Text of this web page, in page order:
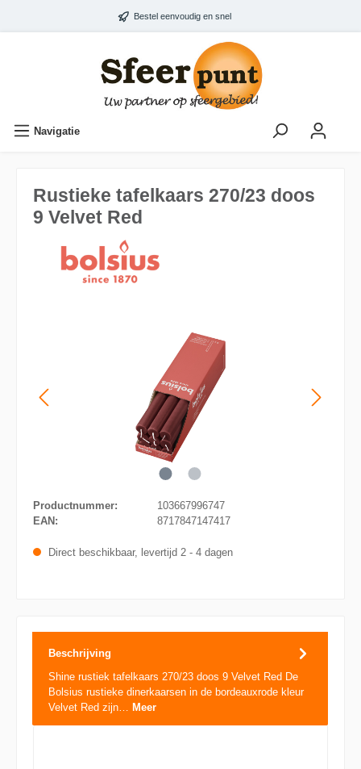
Bestel eenvoudig en snel
Navigatie
Rustieke tafelkaars 270/23 doos
9 Velvet Red
Productnummer:
103667996747
EAN:
8717847147417
Direct beschikbaar, levertijd 2 - 4 dagen
Beschrijving
Shine rustiek tafelkaars 270/23 doos 9 Velvet Red De
Bolsius rustieke dinerkaarsen in de bordeauxrode kleur
Velvet Red zijn… Meer